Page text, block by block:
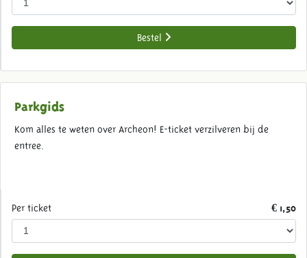
Bestel
Parkgids
Kom alles te weten over Archeon! E-ticket verzilveren bij de
entree.
Per ticket € 1,50